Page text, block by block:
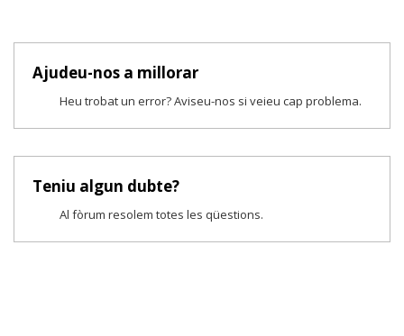
Ajudeu-nos a millorar
Heu trobat un error? Aviseu-nos si veieu cap problema.
Teniu algun dubte?
Al fòrum resolem totes les qüestions.